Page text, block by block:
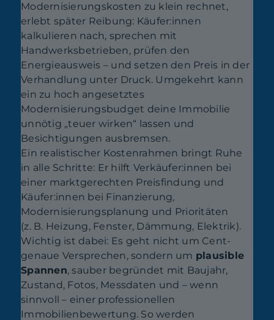
Modernisierungskosten zu klein rechnet,
erlebt später Reibung: Käufer:innen
kalkulieren nach, sprechen mit
Handwerksbetrieben, prüfen den
Energieausweis – und setzen den Preis in der
Verhandlung unter Druck. Umgekehrt kann
ein zu hoch angesetztes
Modernisierungsbudget deine Immobilie
unnötig „teuer wirken“ lassen und
Besichtigungen ausbremsen.
Ein realistischer Kostenrahmen bringt Ruhe
in alle Schritte: Er hilft Verkäufer:innen bei
einer marktgerechten Preisfindung und
Käufer:innen bei Finanzierung,
Modernisierungsplanung und Prioritäten
(z. B. Heizung, Fenster, Dämmung, Elektrik).
Wichtig ist dabei: Es geht nicht um Cent-
genaue Versprechen, sondern um plausible
Spannen, sauber begründet mit Baujahr,
Zustand, Fotos, Messdaten und – wenn
sinnvoll – einer professionellen
Immobilienbewertung. So werden